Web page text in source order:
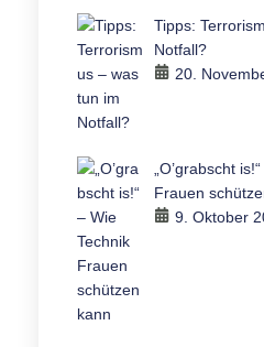
Tipps:
Notfall?
20.
„O’grabscht
Frauen
9. Oktober